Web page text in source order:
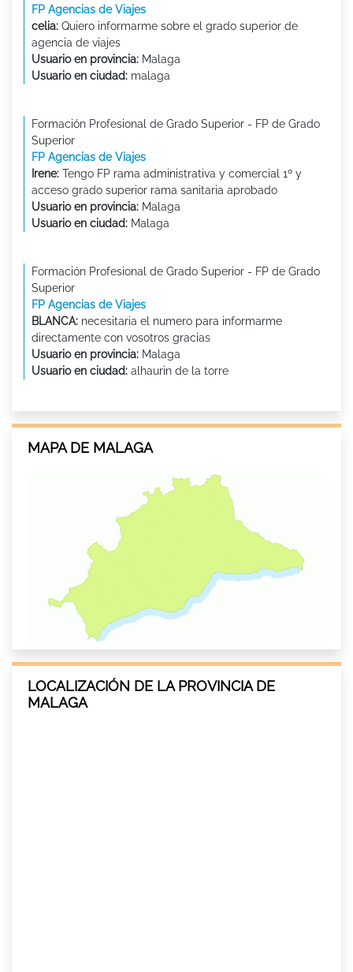
FP Agencias de Viajes
celia: Quiero informarme sobre el grado superior de
agencia de viajes
Usuario en provincia: Malaga
Usuario en ciudad: malaga
Formación Profesional de Grado Superior - FP de Grado
Superior
FP Agencias de Viajes
Irene: Tengo FP rama administrativa y comercial 1º y
acceso grado superior rama sanitaria aprobado
Usuario en provincia: Malaga
Usuario en ciudad: Malaga
Formación Profesional de Grado Superior - FP de Grado
Superior
FP Agencias de Viajes
BLANCA: necesitaria el numero para informarme
directamente con vosotros gracias
Usuario en provincia: Malaga
Usuario en ciudad: alhaurin de la torre
MAPA DE MALAGA
LOCALIZACIÓN DE LA PROVINCIA DE
MALAGA